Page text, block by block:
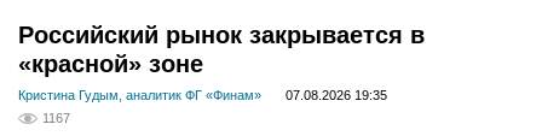
Российский рынок закрывается в
«красной» зоне
Кристина Гудым, аналитик ФГ «Финам»
07.08.2026 19:35
1167